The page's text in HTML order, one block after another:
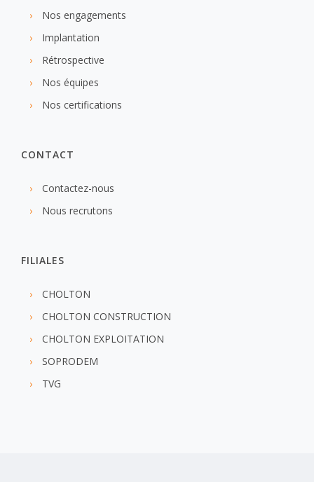
Nos engagements
Implantation
Rétrospective
Nos équipes
Nos certifications
CONTACT
Contactez-nous
Nous recrutons
FILIALES
CHOLTON
CHOLTON CONSTRUCTION
CHOLTON EXPLOITATION
SOPRODEM
TVG